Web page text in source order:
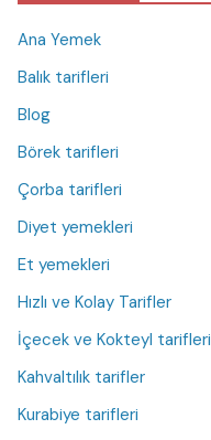
Ana Yemek
Balık tarifleri
Blog
Börek tarifleri
Çorba tarifleri
Diyet yemekleri
Et yemekleri
Hızlı ve Kolay Tarifler
İçecek ve Kokteyl tarifleri
Kahvaltılık tarifler
Kurabiye tarifleri